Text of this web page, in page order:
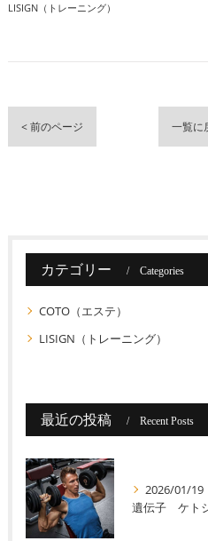
LISIGN（トレーニング）
< 前のページ 一覧に
カテゴリー Categories
COTO（エステ）
LISIGN（トレーニング）
最近の投稿 Recent Posts
2026/01/19
遺伝子 ケト